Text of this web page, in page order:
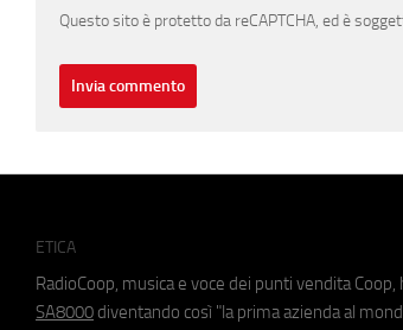
Questo sito è protetto da reCAPTCHA, ed è
ETICA
RadioCoop, musica e voce dei punti vendita
SA8000 diventando così "la prima azienda al